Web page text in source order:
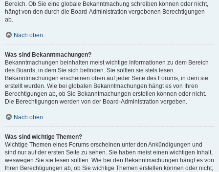
Bereich. Ob Sie eine globale Bekanntmachung schreiben können oder nicht,
hängt von den durch die Board-Administration vergebenen Berechtigungen
ab.
Nach oben
Was sind Bekanntmachungen?
Bekanntmachungen beinhalten meist wichtige Informationen zu dem Bereich
des Boards, in dem Sie sich befinden. Sie sollten sie stets lesen.
Bekanntmachungen erscheinen oben auf jeder Seite des Forums, in dem sie
erstellt wurden. Wie bei globalen Bekanntmachungen hängt es von Ihren
Berechtigungen ab, ob Sie Bekanntmachungen erstellen können oder nicht.
Die Berechtigungen werden von der Board-Administration vergeben.
Nach oben
Was sind wichtige Themen?
Wichtige Themen eines Forums erscheinen unter den Ankündigungen und
sind nur auf der ersten Seite zu sehen. Sie haben meist einen wichtigen Inhalt,
weswegen Sie sie lesen sollten. Wie bei den Bekanntmachungen hängt es von
Ihren Berechtigungen ab, ob Sie wichtige Themen erstellen können oder nicht;